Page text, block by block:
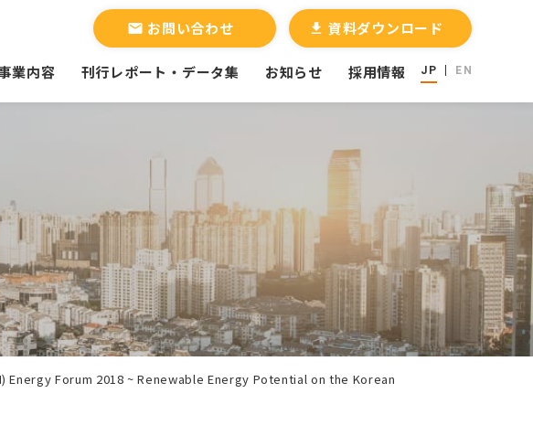
業内容 刊行レポート・データ集 お知らせ 採用情報 JP EN
email お問い合わせ file_download 資料ダウンロード
Energy Forum 2018 ~ Renewable Energy Potential on the Korean